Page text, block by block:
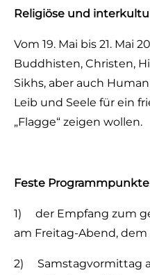
Religiöse und
Vom 19. Mai bis 21. Mai
Buddhisten, Christen,
Sikhs, aber auch
Leib und Seele für ein
„Flagge“ zeigen wollen.
Feste
1) der Empfang zum
am Freitag-Abend, dem
2) Samstagvormittag